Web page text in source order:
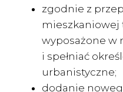
zgodnie z
mieszkaniowej
wyposażone w
i spełniać
urbanistyczne;
dodanie